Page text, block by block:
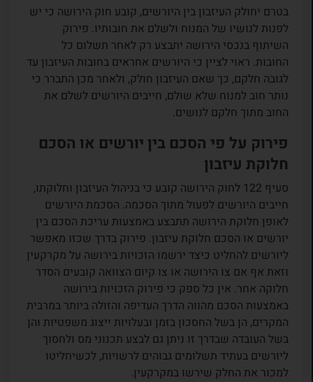
בטרם יחולק העיזבון בין היורשים, קובע חוק הירושה כי יש
לפנות לנושיו של המנוח ולשלם את חובותיו. פירוק
השיתוף בנכסי הירושה יתבצע רק לאחר תשלום כל
החובות. ראוי לציין כי היורשים אחראים בחובות העיזבון עד
לגובה חלקם, כך שאם העיזבון חולק, ולאחר מכן התברר כי
נותר חוב למנוח שלא שולם, חייבים היורשים לשלם את
החוב מתוך חלקם לנושים.
פירוק על פי הסכם בין יורשים או הסכם
חלוקת עיזבון
סעיף 122 לחוק הירושה קובע כי בניהול העיזבון וחלוקתו,
חייבים היורשים לפעול מתוך הסכמה. הסכמת היורשים
לאופן חלוקת הירושה תתבצע באמצעות עריכת הסכם בין
יורשים או הסכם חלוקת עיזבון. פירוק בדרך שכזו מאפשר
ליורשים להחליט כיצד ירשמו הזכויות בירושה על מקרקעין
וזאת אף אם צו הירושה או צו קיום הצוואה קובעים הסדר
חלוקה אחר. אין כל ספק כי פירוק הזכויות בירושה
באמצעות הסכם מהווה הדרך העדיפה והזולה ביותר במרבית
המקרים, הן בשל החסכון בזמן ובעלויות ייצוג משפטיות והן
בשל העובדה שבדרך זו ניתן גם לבצע תכנוני מס ולחסוך
ליורשים בעתיד תשלומים גבוהים לרשויות, לכשיחליטו
למכור את החלק שירשו במקרקעין.